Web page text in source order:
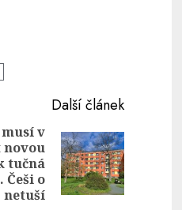
Další článek
v
novou
tučná
Češi o
netuší